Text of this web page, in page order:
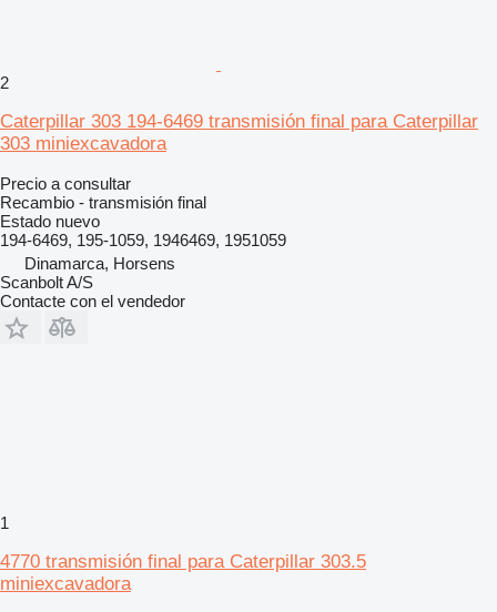
2
Caterpillar 303 194-6469 transmisión final para Caterpillar
303 miniexcavadora
Precio a consultar
Recambio - transmisión final
Estado nuevo
194-6469, 195-1059, 1946469, 1951059
Dinamarca, Horsens
Scanbolt A/S
Contacte con el vendedor
1
4770 transmisión final para Caterpillar 303.5
miniexcavadora